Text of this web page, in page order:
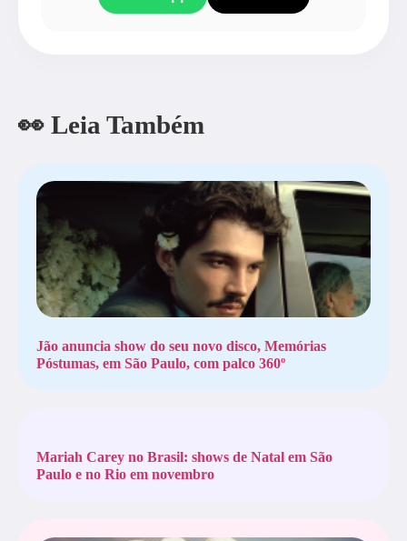
👀 Leia Também
Jão anuncia show do seu novo disco, Memórias
Póstumas, em São Paulo, com palco 360º
Mariah Carey no Brasil: shows de Natal em São
Paulo e no Rio em novembro